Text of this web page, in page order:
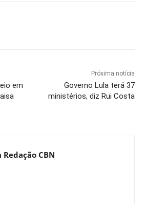
em
Próxima notícia
Governo Lula terá 37
ministérios, diz Rui Costa
Redação CBN